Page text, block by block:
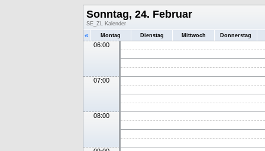
Sonntag, 24. Februar
SE_ZL Kalender
« Montag Dienstag Mittwoch Donnerstag
06:00
07:00
08:00